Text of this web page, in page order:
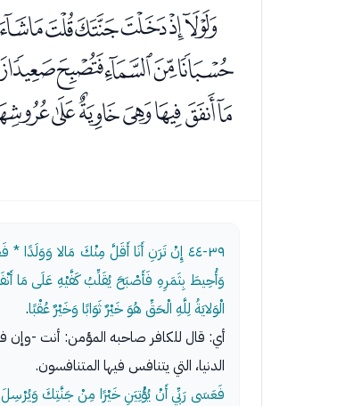
٣٩-٤٤
إِنْ تَرَنِ أَنَا أَقَلَّ مِنْكَ مَالا وَوَلَدًا
وَأُحِيطَ بِثَمَرِهِ فَأَصْبَحَ يُقَلِّبُ كَفَّيْهِ عَلَى مَا
الْوَلايَةُ لِلَّهِ الْحَقِّ هُوَ خَيْرٌ ثَوَابًا وَخَيْرٌ عُقْبًا.
أي: قال للكافر صاحبه المؤمن: أنت -وإن
الدنيا، التي يتنافس فيها المتنافسون.
فَعَسَى رَبِّي أَنْ يُؤْتِيَنِ خَيْرًا مِنْ جَنَّتِكَ وَيُرْسِلَ